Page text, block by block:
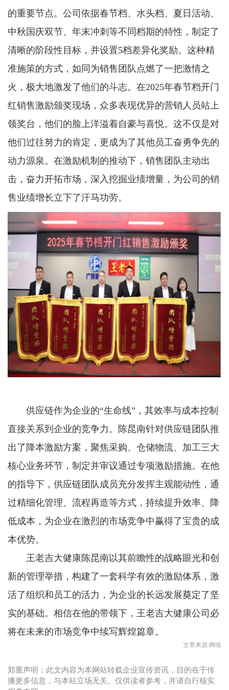
的重要节点。公司依据春节档、水头档、夏日活动、
中秋国庆双节、年末冲刺等不同档期的特性，制定了
清晰的阶段性目标，并设置5档差异化奖励。这种精
准施策的方式，如同为销售团队点燃了一把激情之
火，极大地激发了他们的斗志。在2025年春节档开门
红销售激励颁奖现场，众多表现优异的营销人员站上
领奖台，他们的脸上洋溢着自豪与喜悦。这不仅是对
他们过往努力的肯定，更成为了其他员工奋勇争先的
动力源泉。在激励机制的推动下，销售团队主动出
击，奋力开拓市场，深入挖掘业绩增量，为公司的销
售业绩增长立下了汗马功劳。
供应链作为企业的“生命线”，其效率与成本控制
直接关系到企业的竞争力。陈昆南针对供应链团队推
出了降本激励方案，聚焦采购、仓储物流、加工三大
核心业务环节，制定并审议通过专项激励措施。在他
的指导下，供应链团队成员充分发挥主观能动性，通
过精细化管理、流程再造等方式，持续提升效率、降
低成本，为企业在激烈的市场竞争中赢得了宝贵的成
本优势。
王老吉大健康陈昆南以其前瞻性的战略眼光和创
新的管理举措，构建了一套科学有效的激励体系，激
活了组织和员工的活力，为企业的长远发展奠定了坚
实的基础。相信在他的带领下，王老吉大健康公司必
将在未来的市场竞争中续写辉煌篇章。
文章来源:网络
郑重声明：此文内容为本网站转载企业宣传资讯，目的在于传
播更多信息，与本站立场无关。仅供读者参考，并请自行核实